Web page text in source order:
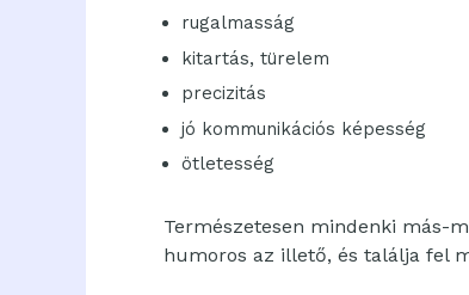
rugalmasság
kitartás, türelem
precizitás
jó kommunikációs képesség
ötletesség
Természetesen mindenki más-
humoros az illető, és találja fel